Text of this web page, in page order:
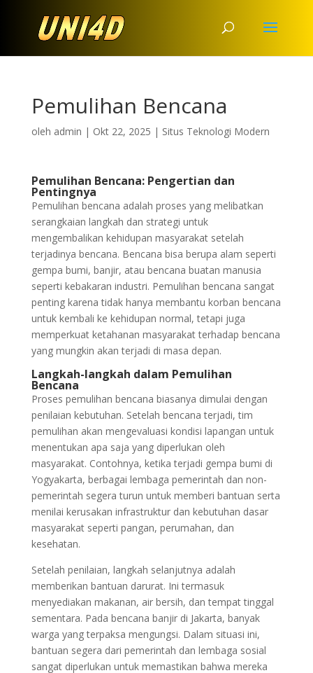
Pemulihan Bencana
oleh admin | Okt 22, 2025 | Situs Teknologi Modern
Pemulihan Bencana: Pengertian dan
Pentingnya
Pemulihan bencana adalah proses yang melibatkan
serangkaian langkah dan strategi untuk
mengembalikan kehidupan masyarakat setelah
terjadinya bencana. Bencana bisa berupa alam seperti
gempa bumi, banjir, atau bencana buatan manusia
seperti kebakaran industri. Pemulihan bencana sangat
penting karena tidak hanya membantu korban bencana
untuk kembali ke kehidupan normal, tetapi juga
memperkuat ketahanan masyarakat terhadap bencana
yang mungkin akan terjadi di masa depan.
Langkah-langkah dalam Pemulihan
Bencana
Proses pemulihan bencana biasanya dimulai dengan
penilaian kebutuhan. Setelah bencana terjadi, tim
pemulihan akan mengevaluasi kondisi lapangan untuk
menentukan apa saja yang diperlukan oleh
masyarakat. Contohnya, ketika terjadi gempa bumi di
Yogyakarta, berbagai lembaga pemerintah dan non-
pemerintah segera turun untuk memberi bantuan serta
menilai kerusakan infrastruktur dan kebutuhan dasar
masyarakat seperti pangan, perumahan, dan
kesehatan.
Setelah penilaian, langkah selanjutnya adalah
memberikan bantuan darurat. Ini termasuk
menyediakan makanan, air bersih, dan tempat tinggal
sementara. Pada bencana banjir di Jakarta, banyak
warga yang terpaksa mengungsi. Dalam situasi ini,
bantuan segera dari pemerintah dan lembaga sosial
sangat diperlukan untuk memastikan bahwa mereka